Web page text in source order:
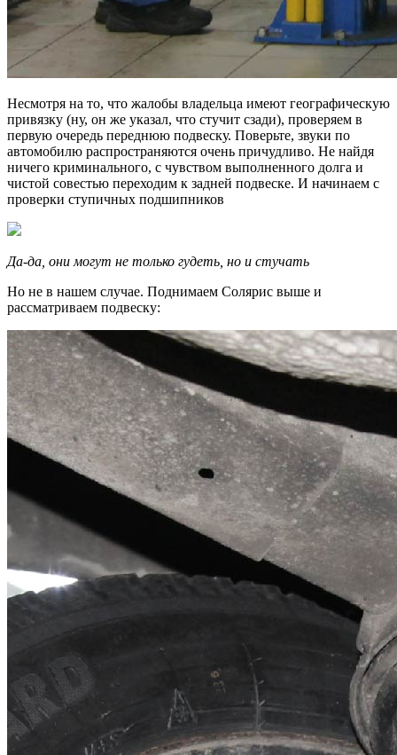
Несмотря на то, что жалобы владельца имеют географическую
привязку (ну, он же указал, что стучит сзади), проверяем в
первую очередь переднюю подвеску. Поверьте, звуки по
автомобилю распространяются очень причудливо. Не найдя
ничего криминального, с чувством выполненного долга и
чистой совестью переходим к задней подвеске. И начинаем с
проверки ступичных подшипников
Да-да, они могут не только гудеть, но и стучать
Но не в нашем случае. Поднимаем Солярис выше и
рассматриваем подвеску: